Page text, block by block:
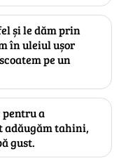
și le dăm prin
în uleiul ușor
pe un
pentru a
adăugăm tahini,
gust.